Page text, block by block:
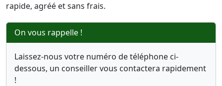
rapide, agréé et sans frais.
On vous rappelle !
Laissez-nous votre numéro de téléphone ci-
dessous, un conseiller vous contactera rapidement
!